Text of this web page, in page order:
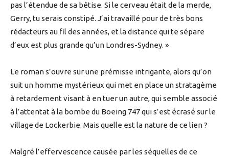
pas l’étendue de sa bêtise. Si le cerveau était de la merde,
Gerry, tu serais constipé. J’ai travaillé pour de très bons
rédacteurs au fil des années, et la distance qui te sépare
d’eux est plus grande qu’un Londres-Sydney. »
Le roman s’ouvre sur une prémisse intrigante, alors qu’on
suit un homme mystérieux qui met en place un stratagème
à retardement visant à en tuer un autre, qui semble associé
à l’attentat à la bombe du Boeing 747 qui s’est écrasé sur le
village de Lockerbie. Mais quelle est la nature de ce lien ?
Malgré l’effervescence causée par les séquelles de ce